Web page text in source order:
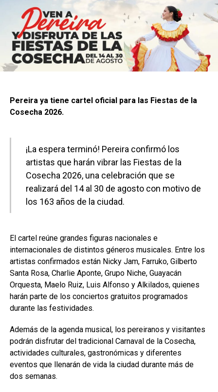
Pereira ya tiene cartel oficial para las Fiestas de la
Cosecha 2026.
¡La espera terminó! Pereira confirmó los
artistas que harán vibrar las Fiestas de la
Cosecha 2026, una celebración que se
realizará del 14 al 30 de agosto con motivo de
los 163 años de la ciudad.
El cartel reúne grandes figuras nacionales e
internacionales de distintos géneros musicales. Entre los
artistas confirmados están Nicky Jam, Farruko, Gilberto
Santa Rosa, Charlie Aponte, Grupo Niche, Guayacán
Orquesta, Maelo Ruiz, Luis Alfonso y Alkilados, quienes
harán parte de los conciertos gratuitos programados
durante las festividades.
Además de la agenda musical, los pereiranos y visitantes
podrán disfrutar del tradicional Carnaval de la Cosecha,
actividades culturales, gastronómicas y diferentes
eventos que llenarán de vida la ciudad durante más de
dos semanas.